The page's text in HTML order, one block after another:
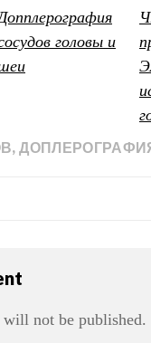
головы и
,
will not be published.